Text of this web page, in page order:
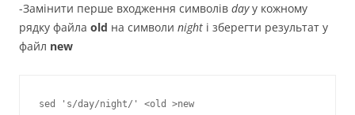
-Замінити перше входження символів dayу кожному
рядку файла old на символи night і зберегти результат у
файл new